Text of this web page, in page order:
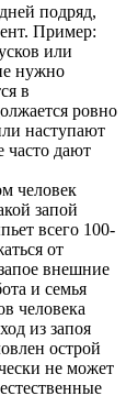
подряд,
Пример:
или
нужно
в
ровно
наступают
часто дают
человек
запой
всего 100-
от
внешние
и семья
человека
из запоя
острой
не может